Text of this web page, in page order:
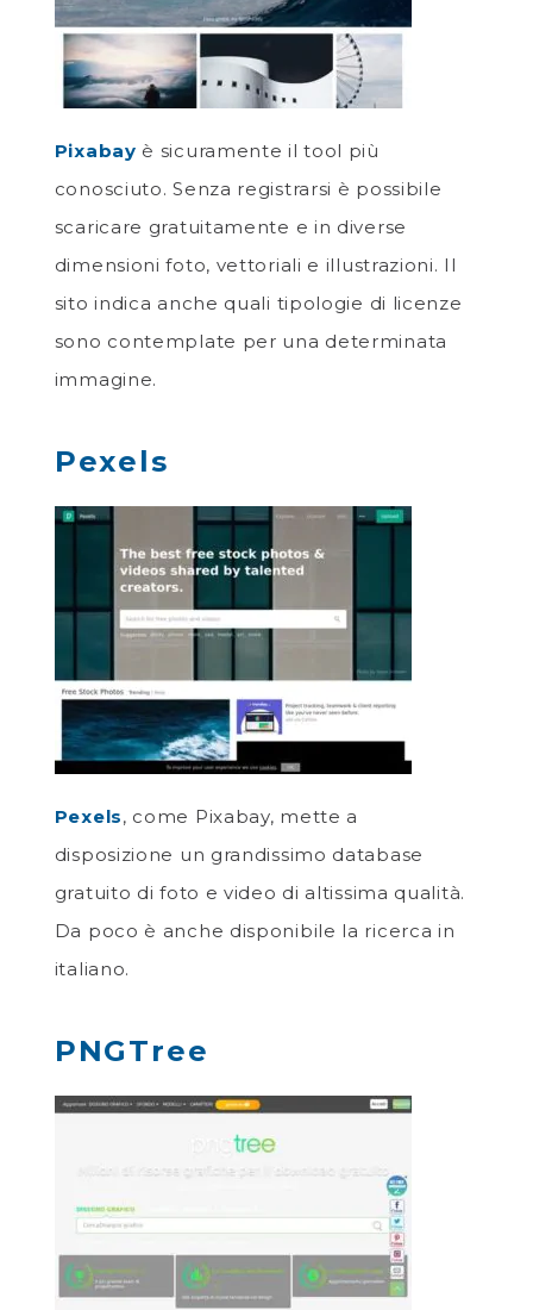
Pixabay è sicuramente il tool più
conosciuto. Senza registrarsi è possibile
scaricare gratuitamente e in diverse
dimensioni foto, vettoriali e illustrazioni. Il
sito indica anche quali tipologie di licenze
sono contemplate per una determinata
immagine.
Pexels
Pexels, come Pixabay, mette a
disposizione un grandissimo database
gratuito di foto e video di altissima qualità.
Da poco è anche disponibile la ricerca in
italiano.
PNGTree